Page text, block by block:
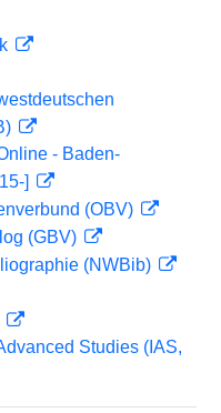
- Baden-
]
(OBV)
(GBV)
(NWBib)
Studies (IAS,